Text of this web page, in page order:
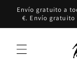
directamente
al contenido
Envío gratuito a
€. Envío gratuito